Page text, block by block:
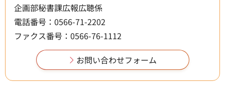
企画部秘書課広報広聴係
電話番号：0566-71-2202
ファクス番号：0566-76-1112